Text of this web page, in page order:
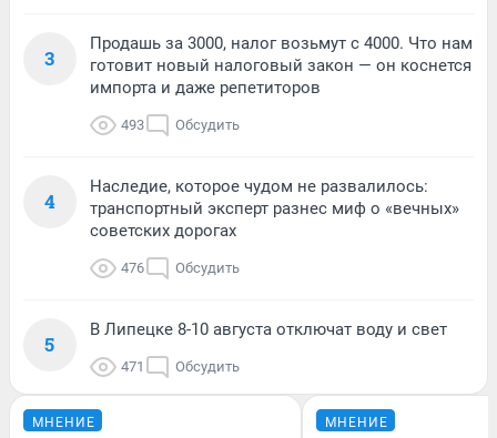
3
Продашь за 3000, налог возьмут с 4000. Что нам
готовит новый налоговый закон — он коснется
импорта и даже репетиторов
493 Обсудить
4
Наследие, которое чудом не развалилось:
транспортный эксперт разнес миф о «вечных»
советских дорогах
476 Обсудить
5
В Липецке 8-10 августа отключат воду и свет
471 Обсудить
МНЕНИЕ МНЕНИЕ